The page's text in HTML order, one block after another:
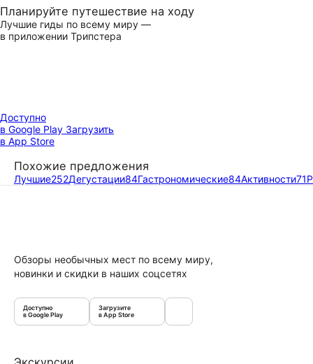
Планируйте путешествие на ходу
Лучшие гиды по всему миру —
в приложении Трипстера
Доступно
в Google Play Загрузить
в App Store
Похожие предложения
Лучшие252Дегустации84Гастрономические84Активности71
Обзоры необычных мест по всему миру,
новинки и скидки в наших соцсетях
Доступно
в Google Play
Загрузите
в App Store